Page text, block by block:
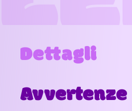
Dettagli
Avvertenze